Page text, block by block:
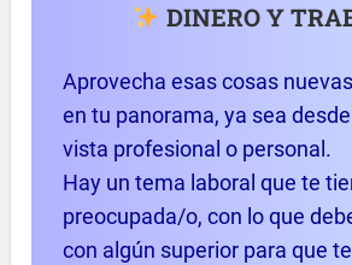
DINERO Y
Aprovecha esas cosas
en tu panorama, ya sea
vista profesional o personal.
Hay un tema laboral que te
preocupada/o, con lo que
con algún superior para que